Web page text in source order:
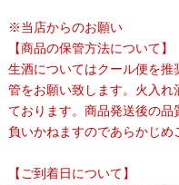
※当店からのお願い
【商品の保管方法について】
生酒についてはクール便を
管をお願い致します。火入れ
ております。商品発送後の
負いかねますのであらかじめ
【ご到着日について】